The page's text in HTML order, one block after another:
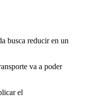
busca reducir en un
va a poder
el